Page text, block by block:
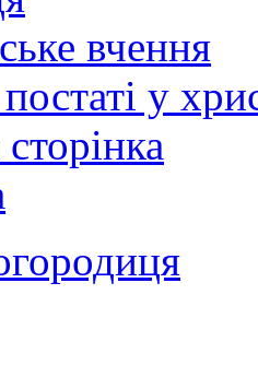
вчення
у